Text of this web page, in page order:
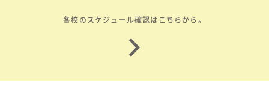
各校のスケジュール確認はこちらから。